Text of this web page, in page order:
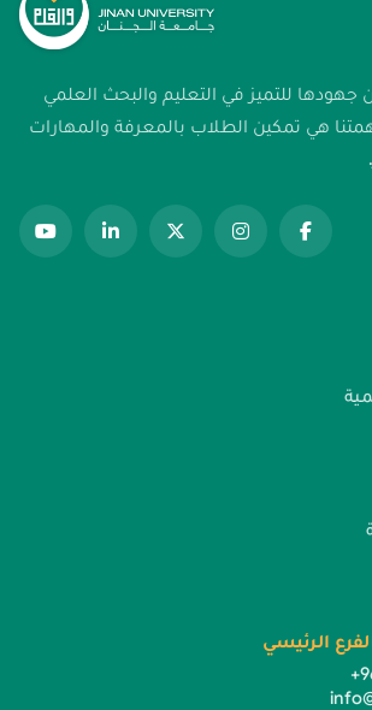
للتميز في التعليم والبحث العلمي
هي تمكين الطلاب بالمعرفة والمهارات
الرئيسي